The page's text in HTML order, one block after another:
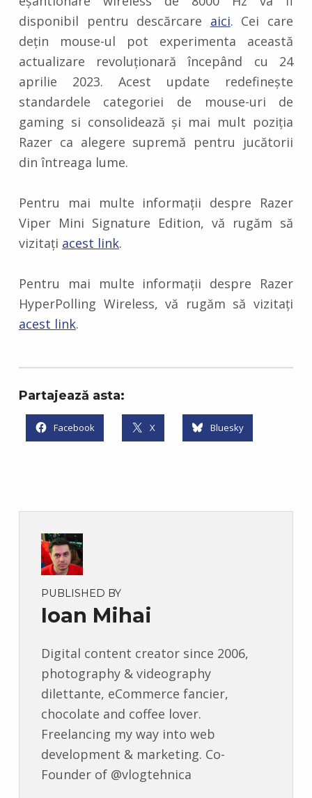
disponibil pentru descărcare aici. Cei care
dețin mouse-ul pot experimenta această
actualizare revoluționară începând cu 24
aprilie 2023. Acest update redefinește
standardele categoriei de mouse-uri de
gaming si consolidează și mai mult poziția
Razer ca alegere supremă pentru jucătorii
din întreaga lume.
Pentru mai multe informații despre Razer
Viper Mini Signature Edition, vă rugăm să
vizitați acest link.
Pentru mai multe informații despre Razer
HyperPolling Wireless, vă rugăm să vizitați
acest link.
Partajează asta:
Facebook X Bluesky
PUBLISHED BY
Ioan Mihai
Digital content creator since 2006,
photography & videography
dilettante, eCommerce fancier,
chocolate and coffee lover.
Freelancing my way into web
development & marketing. Co-
Founder of @vlogtehnica